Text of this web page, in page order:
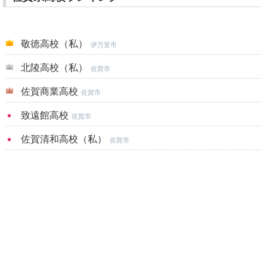
敬徳高校（私） 伊万里市
北陵高校（私） 佐賀市
佐賀商業高校 佐賀市
致遠館高校 佐賀市
佐賀清和高校（私） 佐賀市